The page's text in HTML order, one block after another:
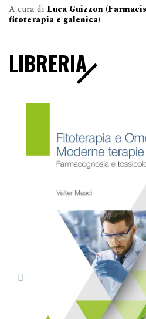
A cura di Luca Guizzon
fitoterapia e galenica)
LIBRERIA